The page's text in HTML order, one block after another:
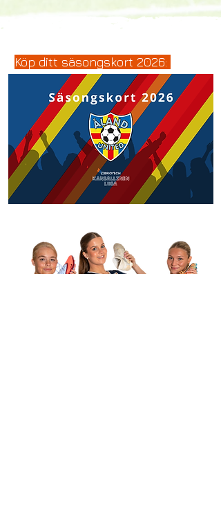
Köp ditt säsongskort 2026: